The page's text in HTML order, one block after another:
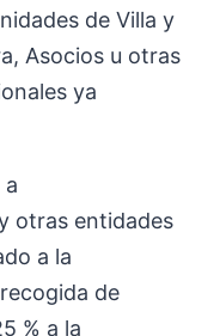
de Villa y
Asocios u otras
ya
a
otras entidades
a la
de
% a la